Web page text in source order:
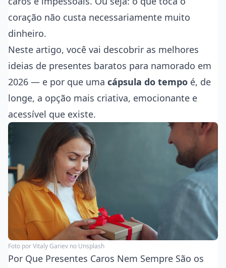
coração não custa necessariamente muito
dinheiro.
Neste artigo, você vai descobrir as melhores
ideias de presentes baratos para namorado em
2026 — e por que uma cápsula do tempo é, de
longe, a opção mais criativa, emocionante e
acessível que existe.
Foto porVitaly Gariev no Unsplash
Por Que Presentes Caros Nem Sempre São os